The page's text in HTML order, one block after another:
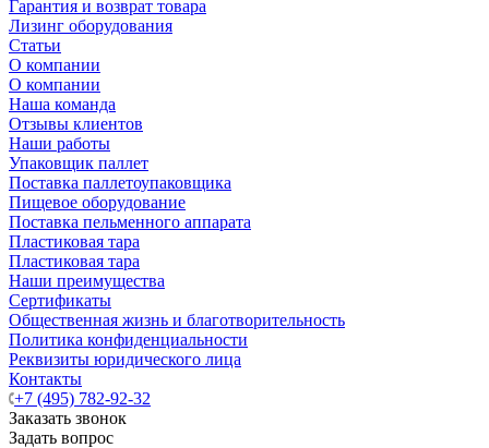
Гарантия и возврат товара
Лизинг оборудования
Статьи
О компании
О компании
Наша команда
Отзывы клиентов
Наши работы
Упаковщик паллет
Поставка паллетоупаковщика
Пищевое оборудование
Поставка пельменного аппарата
Пластиковая тара
Пластиковая тара
Наши преимущества
Сертификаты
Общественная жизнь и благотворительность
Политика конфиденциальности
Реквизиты юридического лица
Контакты
+7 (495) 782-92-32
Заказать звонок
Задать вопрос